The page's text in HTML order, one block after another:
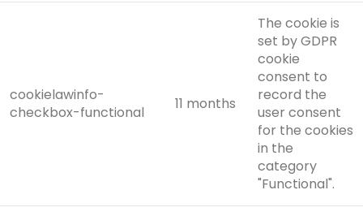
cookielawinfo-
checkbox-functional
11 months
The cookie is
set by GDPR
cookie
consent to
record the
user consent
for the cookies
in the
category
"Functional".